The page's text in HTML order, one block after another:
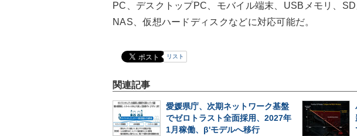
PC、デスクトップPC、モバイル端末、USBメモリ、
NAS、仮想ハードディスクなどに対応可能だ。
リスト
関連記事
愛媛県庁、次期ネットワーク基盤
でゼロトラスト全面採用、2027年
1月稼働、β'モデルへ移行